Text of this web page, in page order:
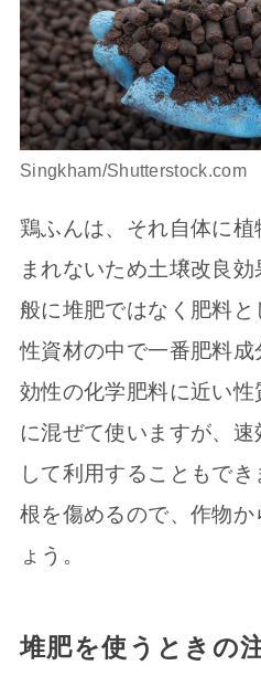
Singkham/Shutterstock.com
鶏ふんは、それ自体に
まれないため土壌改良
般に堆肥ではなく肥料
性資材の中で一番肥料
効性の化学肥料に近い
に混ぜて使いますが、
して利用することもで
根を傷めるので、作物
ょう。
堆肥を使うときの